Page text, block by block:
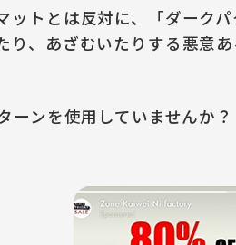
トとは反対に、「ダークパ
り、あざむいたりする悪意
ーンを使用していませんか？